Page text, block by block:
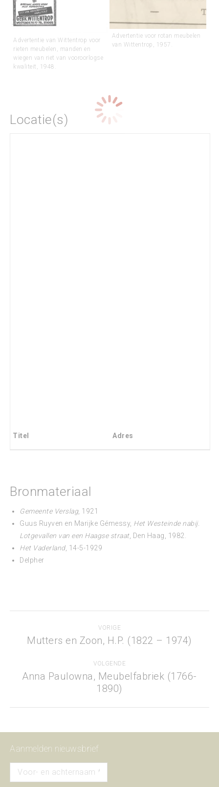
Advertentie van Wittentrop voor
rieten meubelen, manden en
wiegen van riet van vooroorlogse
kwaliteit, 1948.
Advertentie voor rotan meubelen
van Wittentrop, 1957.
Locatie(s)
Titel Adres
Bronmateriaal
Gemeente Verslag, 1921
Guus Ruyven en Marijke Gémessy, Het Westeinde nabij.
Lotgevallen van een Haagse straat, Den Haag, 1982.
Het Vaderland, 14-5-1929
Delpher
navigation
VORIGE
Previous
Mutters en Zoon, H.P. (1822 – 1974)
VOLGENDE
Next
project:
Anna Paulowna, Meubelfabriek (1766-
1890)
Aanmelden nieuwsbrief